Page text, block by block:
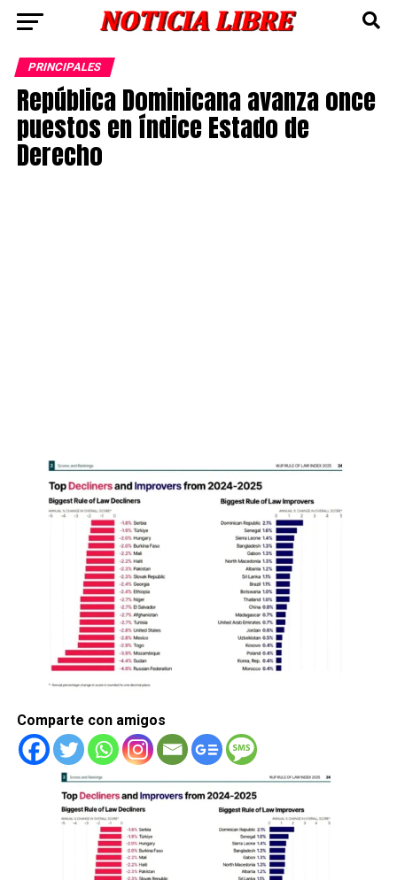
PRINCIPALES
República Dominicana avanza once
puestos en índice Estado de
Derecho
Comparte con amigos